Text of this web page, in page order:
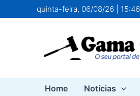
para
quinta-feira, 06/08/26 | 15:46
Home Notícias